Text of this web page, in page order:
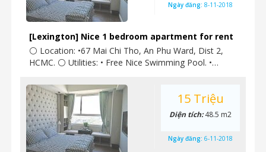
[Lexington] Nice 1 bedroom apartment for rent
⚪ Location: •67 Mai Chi Tho, An Phu Ward, Dist 2,
HCMC. ⚪ Utilities: • Free Nice Swimming Pool. •…
Ngày đăng: 8-11-2018
15 Triệu
Diện tích:48.5 m2
Ngày đăng: 6-11-2018